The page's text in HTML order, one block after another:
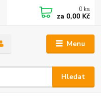
Menu
Hledat
0 ks
za 0,00 Kč